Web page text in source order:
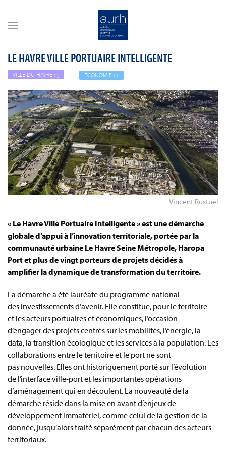
LE HAVRE VILLE PORTUAIRE INTELLIGENTE
VILLE DU HAVRE ÉCONOMIE
Vincent Rustuel
« Le Havre Ville Portuaire Intelligente » est une démarche
globale d’appui à l’innovation territoriale, portée par la
communauté urbaine Le Havre Seine Métropole, Haropa
Port et plus de vingt porteurs de projets décidés à
amplifier la dynamique de transformation du territoire.
La démarche a été lauréate du programme national
des investissements d’avenir. Elle constitue, pour le territoire
et les acteurs portuaires et économiques, l’occasion
d’engager des projets centrés sur les mobilités, l’énergie, la
data, la transition écologique et les services à la population. Les
collaborations entre le territoire et le port ne sont
pas nouvelles. Elles ont historiquement porté sur l’évolution
de l’interface ville-port et les importantes opérations
d’aménagement qui en découlent. La nouveauté de la
démarche réside dans la mise en avant d’enjeux de
développement immatériel, comme celui de la gestion de la
donnée, jusqu’alors traité séparément par chacun des acteurs
territoriaux.